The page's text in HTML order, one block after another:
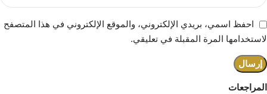
المراجعات
احفظ اسمي، بريدي الإلكتروني، والموقع الإلكتروني في هذا المتصفح
لاستخدامها المرة المقبلة في تعليقي.